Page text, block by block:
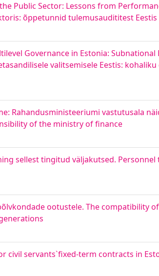
Public Sector: Lessons from
õppetunnid tulemusaudititest Eestis
Governance in Estonia:
valitsemisele Eestis:
Rahandusministeeriumi vastutusala
of the ministry of finance
sellest tingitud väljakutsed.
ootustele. The compatibility
civil servants`fixed-term contracts in